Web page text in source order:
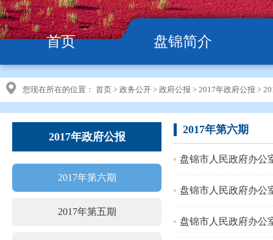
首页 盘锦简介
您现在所在的位置： 首页 > 政务公开 > 政府公报 > 2017年政府公报 >
2017年政府公报
2017年第六期
2017年第五期
2017年第六期
盘锦市人民政府办公
盘锦市人民政府办公
盘锦市人民政府办公